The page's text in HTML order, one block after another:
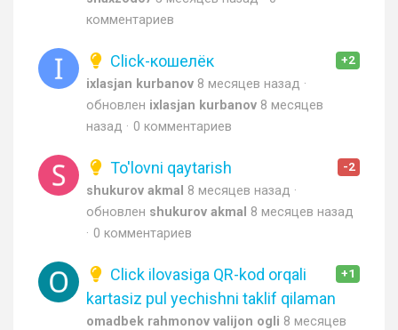
комментариев
+2
Click-кошелёк
ixlasjan kurbanov 8 месяцев назад
обновлен ixlasjan kurbanov 8 месяцев
назад
0 комментариев
-2
To'lovni qaytarish
shukurov akmal 8 месяцев назад
обновлен shukurov akmal 8 месяцев назад
0 комментариев
+1
Click ilovasiga QR-kod orqali
kartasiz pul yechishni taklif qilaman
omadbek rahmonov valijon ogli 8 месяцев